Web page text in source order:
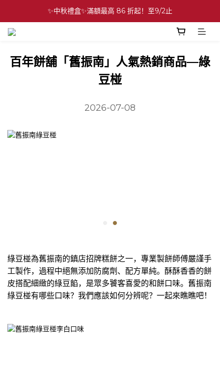
✨中秋禮盒✨滿額最高 86 折起！至9/2止
✨中秋禮盒✨滿額最高 86 折起！至9/2止
💕緣滿成雙💕喜餅買10盒送2盒！加碼至8/31止
✨中秋禮盒✨滿額最高 86 折起！至9/2止
百年餅舖「舊振南」人氣熱銷商品—綠
豆椪
2026-07-08
綠豆椪為舊振南的鎮店招牌糕餅之一，專業製餅師傅嚴謹手
工製作，過程中絕無添加防腐劑、配方單純。酥酥香香的餅
皮搭配細緻的綠豆餡，是眾多饕客喜愛的和餅口味。舊振南
綠豆椪有哪些口味？我們應該如何分辨呢？一起來瞧瞧吧！